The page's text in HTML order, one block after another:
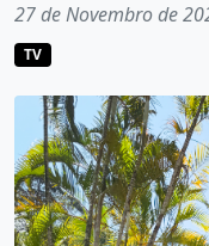
27 de Novembro de
TV